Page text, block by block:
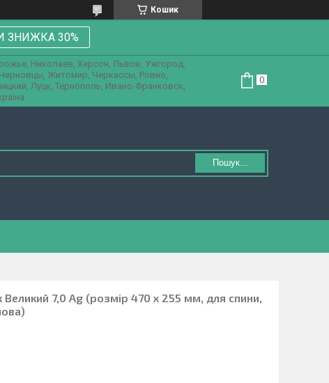
Кошик
ЗНИЖКА 30%
Николаев, Херсон, Львов, Ужгород,
Житомир, Черкассы, Ровно,
Луцк, Тернополь, Ивано-Франковск,
Пошук...
7,0 Ag (розмір 470 х 255 мм, для спини,